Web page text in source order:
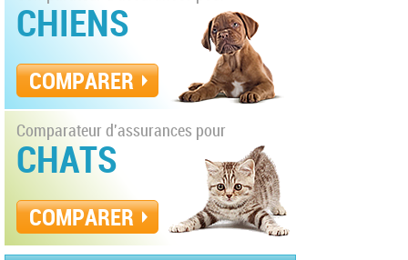
CHIENS
COMPARER
Comparateur d'assurances pour
CHATS
COMPARER